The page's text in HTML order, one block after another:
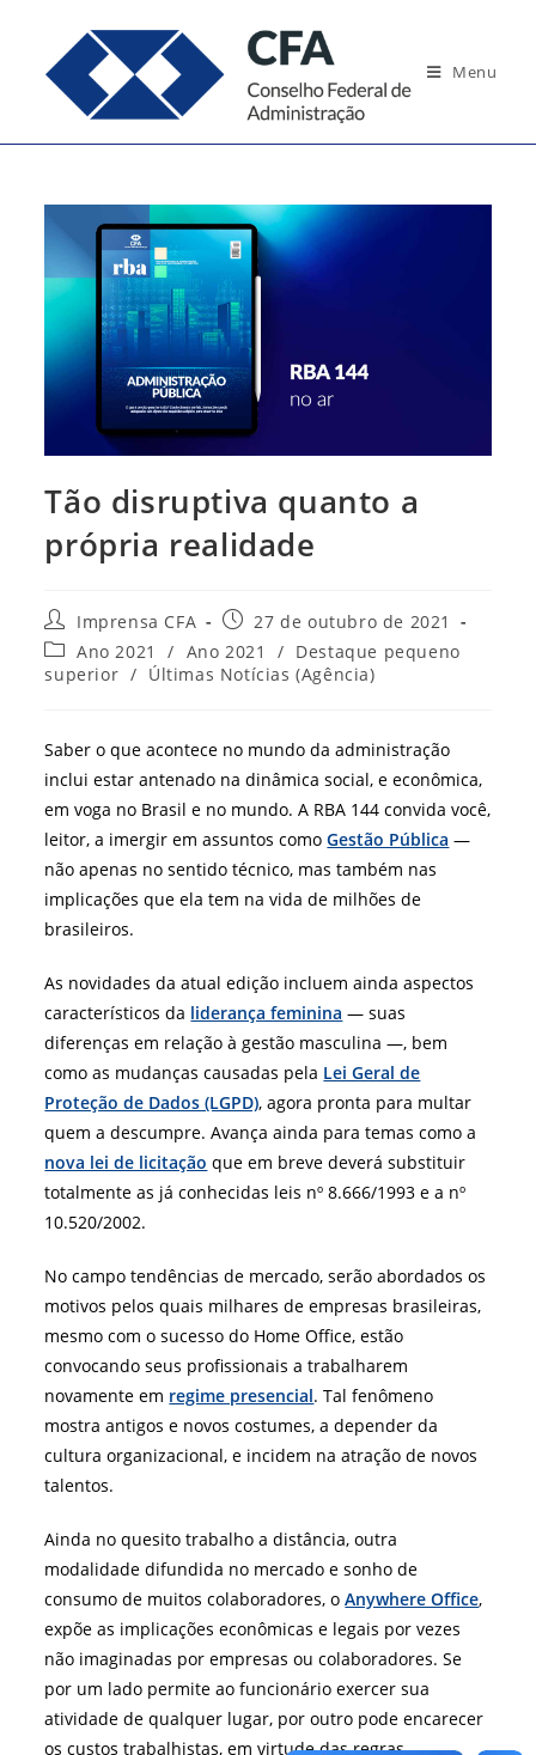
conteúdo
Menu
Tão disruptiva quanto a
própria realidade
Autor
do
post:
Imprensa CFA
Post
publicado:
27 de outubro de 2021
Categoria
do
Ano 2021 / Ano 2021 / Destaque pequeno
superior / Últimas Notícias (Agência)
Saber o que acontece no mundo da administração
inclui estar antenado na dinâmica social, e econômica,
em voga no Brasil e no mundo. A RBA 144 convida você,
leitor, a imergir em assuntos comoGestão Pública —
não apenas no sentido técnico, mas também nas
implicações que ela tem na vida de milhões de
brasileiros.
As novidades da atual edição incluem ainda aspectos
característicos da liderança feminina — suas
diferenças em relação à gestão masculina —, bem
como as mudanças causadas pela Lei Geral de
Proteção de Dados (LGPD), agora pronta para multar
quem a descumpre. Avança ainda para temas como a
nova lei de licitação que em breve deverá substituir
totalmente as já conhecidas leis nº 8.666/1993 e a nº
10.520/2002.
No campo tendências de mercado, serão abordados os
motivos pelos quais milhares de empresas brasileiras,
mesmo com o sucessodo Home Office, estão
convocando seus profissionais a trabalharem
novamente em regime presencial. Tal fenômeno
mostra antigos e novos costumes, a depender da
cultura organizacional, e incidem na atração de novos
talentos.
Ainda no quesito trabalho a distância, outra
modalidade difundida no mercado e sonho de
consumo de muitos colaboradores, oAnywhere Office,
expõe as implicações econômicas e legais por vezes
não imaginadas por empresas ou colaboradores. Se
por um lado permite ao funcionário exercer sua
atividade de qualquer lugar, por outro pode encarecer
os custos trabalhistas, em virtude das regras